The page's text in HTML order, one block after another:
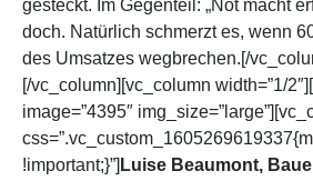
gesteckt. Im Gegenteil: „Not macht
doch. Natürlich schmerzt es, wenn
des Umsatzes wegbrechen.[/
[/vc_column][vc_column width=”1/
image=”4395″
!important;}”] Luise Beaumont,